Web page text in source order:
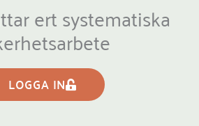
ert systematiska
LOGGA IN